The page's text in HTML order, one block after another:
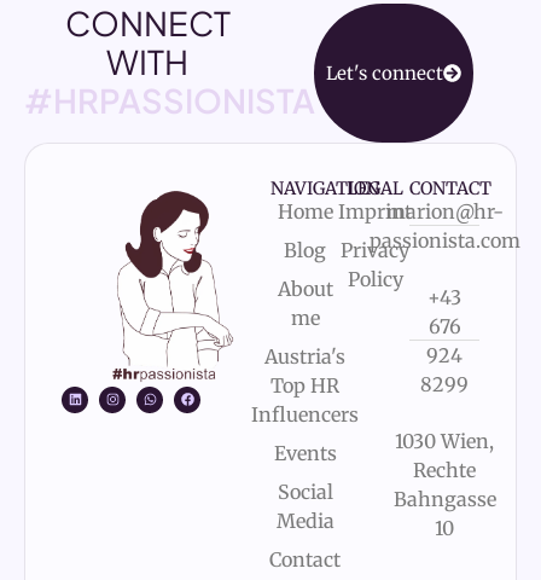
CONNECT
WITH
#HRPASSIONISTA
Let's connect
NAVIGATION
Home
Blog
About
me
Austria's
Top HR
Influencers
Events
Social
Media
Contact
LEGAL
Imprint
Privacy
Policy
CONTACT
marion@hr-
passionista.com
+43
676
924
8299
1030 Wien,
Rechte
Bahngasse
10